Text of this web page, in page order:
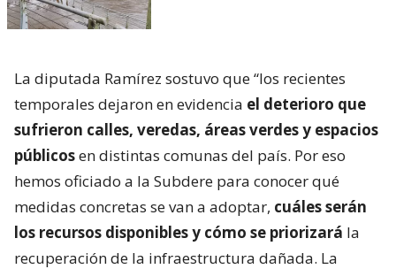
La diputada Ramírez sostuvo que “los recientes
temporales dejaron en evidencia el deterioro que
sufrieron calles, veredas, áreas verdes y espacios
públicosen distintas comunas del país. Por eso
hemos oficiado a la Subdere para conocer qué
medidas concretas se van a adoptar, cuáles serán
los recursos disponibles y cómo se priorizará la
recuperación de la infraestructura dañada. La